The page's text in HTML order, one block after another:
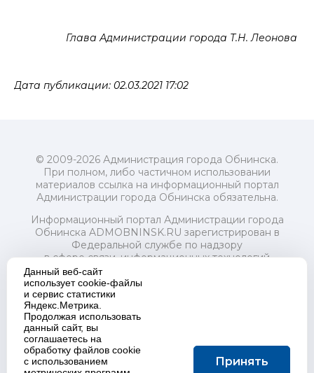
Глава Администрации города Т.Н. Леонова
Дата публикации: 02.03.2021 17:02
© 2009-2026 Администрация города Обнинска.
При полном, либо частичном использовании
материалов ссылка на информационный портал
Администрации города Обнинска обязательна.
Информационный портал Администрации города
Обнинска ADMOBNINSK.RU зарегистрирован в
Федеральной службе по надзору
в сфере связи, информационных технологий
и массовых коммуникаций (Роскомнадзор) 24 июля
2018 года.
Свидетельство о регистрации Эл № ФС77-73321
Учредитель: Администрация (исполнительно-
распорядительный орган) городского округа "Город
Обнинск". Главный редактор: Байкова Е.А.
Адрес электронной почты Редакции:
redactor@admobninsk.ru
Данный веб-сайт
использует cookie-файлы
и сервис статистики
Яндекс.Метрика.
Продолжая использовать
данный сайт, вы
соглашаетесь на
обработку файлов cookie
с использованием
Принять